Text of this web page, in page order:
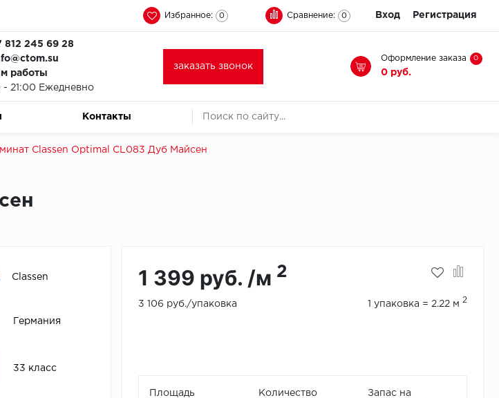
Избранное: 0 Сравнение: 0 Вход Регистрация
812 245 69 28
работы
- 21:00 Ежедневно
заказать звонок
Оформление заказа 0
0 руб.
Контакты
Classen Optimal CL083 Дуб Майсен
Classen
Германия
33 класс
1 399 руб. /м 2
3 106 руб./упаковка 1 упаковка = 2.22 м 2
Площадь
Количество
Запас на